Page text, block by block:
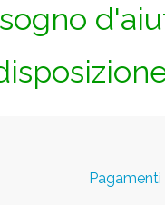
Pagamenti